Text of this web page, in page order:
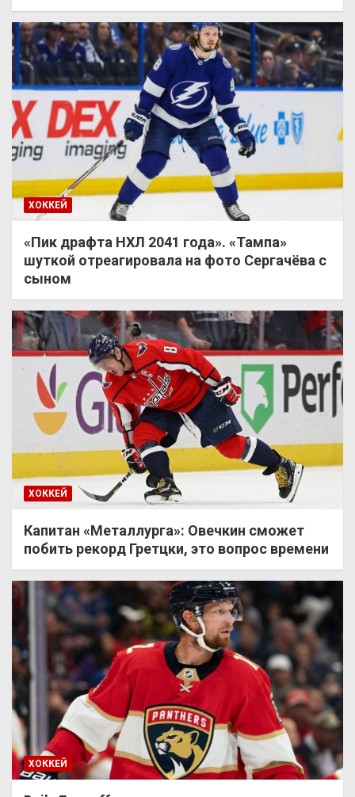
ХОККЕЙ
«Пик драфта НХЛ 2041 года». «Тампа»
шуткой отреагировала на фото Сергачёва с
сыном
ХОККЕЙ
Капитан «Металлурга»: Овечкин сможет
побить рекорд Гретцки, это вопрос времени
ХОККЕЙ